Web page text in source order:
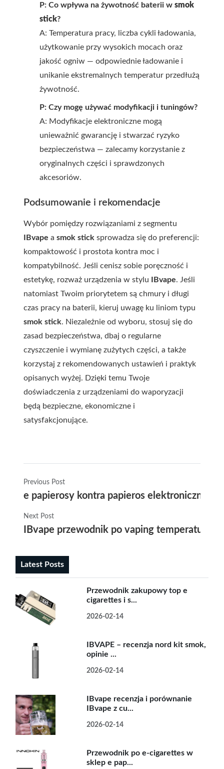
P: Co wpływa na żywotność baterii w smok
stick?
A: Temperatura pracy, liczba cykli ładowania,
użytkowanie przy wysokich mocach oraz
jakość ogniw — odpowiednie ładowanie i
unikanie ekstremalnych temperatur przedłużą
żywotność.
P: Czy mogę używać modyfikacji i tuningów?
A: Modyfikacje elektroniczne mogą
unieważnić gwarancję i stwarzać ryzyko
bezpieczeństwa — zalecamy korzystanie z
oryginalnych części i sprawdzonych
akcesoriów.
Podsumowanie i rekomendacje
Wybór pomiędzy rozwiązaniami z segmentu
IBvape a smok stick sprowadza się do preferencji:
kompaktowość i prostota kontra moc i
kompatybilność. Jeśli cenisz sobie poręczność i
estetykę, rozważ urządzenia w stylu
IBvape. Jeśli
natomiast Twoim priorytetem są chmury i długi
czas pracy na baterii, kieruj uwagę ku liniom typu
smok stick. Niezależnie od wyboru, stosuj się do
zasad bezpieczeństwa, dbaj o regularne
czyszczenie i wymianę zużytych części, a także
korzystaj z rekomendowanych ustawień i praktyk
opisanych wyżej. Dzięki temu Twoje
doświadczenia z urządzeniami do waporyzacji
będą bezpieczne, ekonomiczne i
satysfakcjonujące.
Previous Post
e papierosy kontra papieros elektroniczny
Next Post
IBvape przewodnik po vaping temperature
Latest Posts
Przewodnik zakupowy top e
cigarettes i s...
2026-02-14
IBVAPE – recenzja nord kit smok,
opinie ...
2026-02-14
IBvape recenzja i porównanie
IBvape z cu...
2026-02-14
Przewodnik po e-cigarettes w
sklep e pap...